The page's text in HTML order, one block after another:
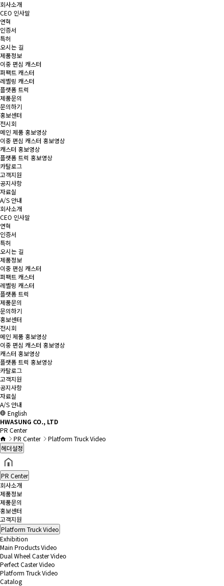
회사소개
CEO 인사말
연혁
인증서
특허
오시는 길
제품정보
이중 편심 캐스터
퍼팩트 캐스터
레벨링 캐스터
플랫폼 트럭
제품문의
문의하기
홍보센터
전시회
메인 제품 홍보영상
이중 편심 캐스터 홍보영상
캐스터 홍보영상
플랫폼 트럭 홍보영상
카탈로그
고객지원
공지사항
자료실
A/S 안내
회사소개
CEO 인사말
연혁
인증서
특허
오시는 길
제품정보
이중 편심 캐스터
퍼팩트 캐스터
레벨링 캐스터
플랫폼 트럭
제품문의
문의하기
홍보센터
전시회
메인 제품 홍보영상
이중 편심 캐스터 홍보영상
캐스터 홍보영상
플랫폼 트럭 홍보영상
카탈로그
고객지원
공지사항
자료실
A/S 안내
English
HWASUNG CO., LTD
PR Center
PR Center
Platform Truck Video
헤더설정
PR Center
회사소개
제품정보
제품문의
홍보센터
고객지원
Platform Truck Video
Exhibition
Main Products Video
Dual Wheel Caster Video
Perfect Caster Video
Platform Truck Video
Catalog